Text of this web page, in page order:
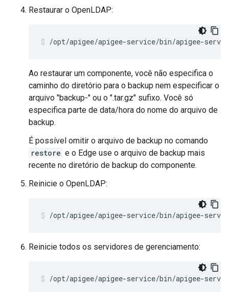
Restaurar o OpenLDAP:
/opt/apigee/apigee-service/bin/apigee-
Ao restaurar um componente, você não especifica o
caminho do diretório para o backup nem especificar o
arquivo "backup-" ou o ".tar.gz" sufixo. Você só
especifica parte de data/hora do nome do arquivo de
backup.
É possível omitir o arquivo de backup no comando
restore e o Edge use o arquivo de backup mais
recente no diretório de backup do componente.
Reinicie o OpenLDAP:
/opt/apigee/apigee-service/bin/apigee-
Reinicie todos os servidores de gerenciamento:
/opt/apigee/apigee-service/bin/apigee-